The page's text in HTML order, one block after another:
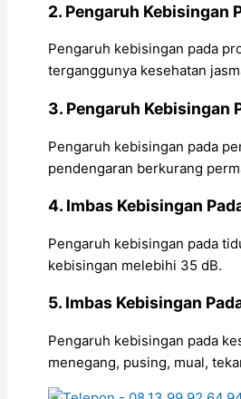
2. Pengaruh Kebisingan
Pengaruh kebisingan pada
terganggunya kesehatan
3. Pengaruh Kebisingan
Pengaruh kebisingan pada
pendengaran berkurang
4. Imbas Kebisingan
Pengaruh kebisingan pada
kebisingan melebihi 35 dB.
5. Imbas Kebisingan
Pengaruh kebisingan pada
menegang, pusing, mual,